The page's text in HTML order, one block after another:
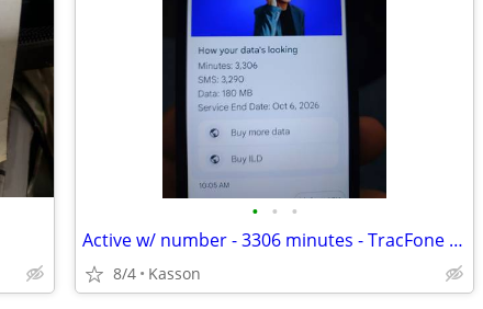
• • •
Active w/ number - 3306 minutes - TracFone Blu Smart Cellphone
8/4 Kasson